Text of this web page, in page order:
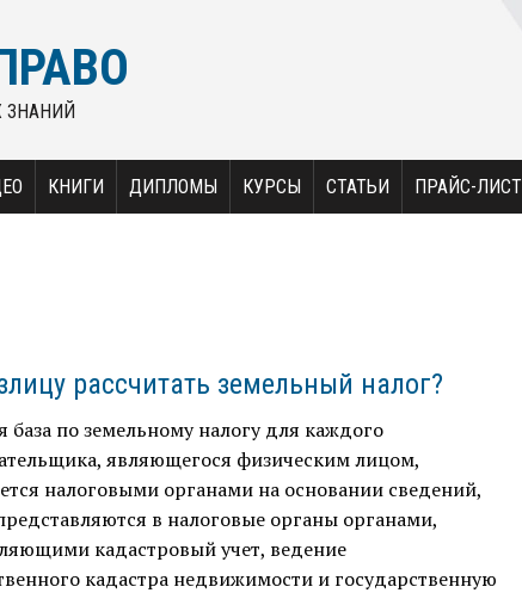
КНИГИ ДИПЛОМЫ КУРСЫ СТАТЬИ ПРАЙС-ЛИСТ
рассчитать земельный налог?
база по земельному налогу для каждого
являющегося физическим лицом,
налоговыми органами на основании сведений,
в налоговые органы органами,
кадастровый учет, ведение
кадастра недвижимости и государственную